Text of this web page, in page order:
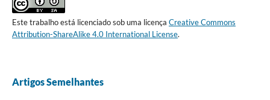
Este trabalho está licenciado sob uma licença Creative Commons
Attribution-ShareAlike 4.0 International License.
Artigos Semelhantes